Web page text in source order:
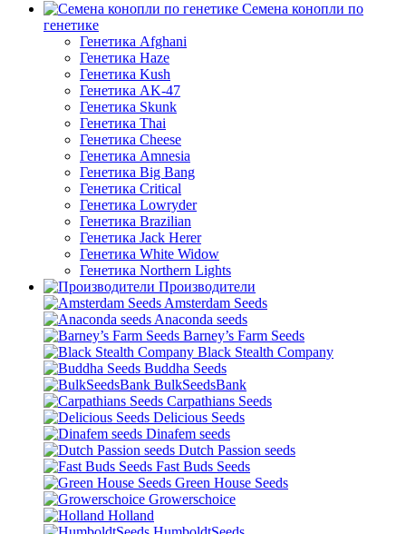
Семена конопли по
генетике
Генетика Afghani
Генетика Haze
Генетика Kush
Генетика AK-47
Генетика Skunk
Генетика Thai
Генетика Cheese
Генетика Amnesia
Генетика Big Bang
Генетика Critical
Генетика Lowryder
Генетика Brazilian
Генетика Jack Herer
Генетика White Widow
Генетика Northern Lights
Производители
Amsterdam Seeds
Anaconda seeds
Barney’s Farm Seeds
Black Stealth Company
Buddha Seeds
BulkSeedsBank
Carpathians Seeds
Delicious Seeds
Dinafem seeds
Dutch Passion seeds
Fast Buds Seeds
Green House Seeds
Growerschoice
Holland